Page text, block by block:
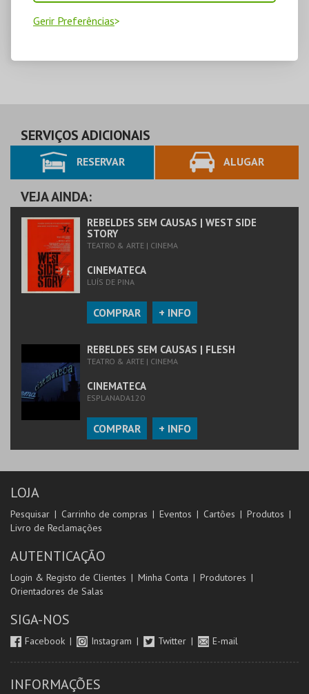
Gerir Preferências
SERVIÇOS ADICIONAIS
RESERVAR ALUGAR
VEJA AINDA:
REBELDES SEM CAUSAS | WEST SIDE
STORY
TEATRO & ARTE | CINEMA
CINEMATECA
LUÍS DE PINA
COMPRAR + INFO
REBELDES SEM CAUSAS | FLESH
TEATRO & ARTE | CINEMA
CINEMATECA
ESPLANADA120
COMPRAR + INFO
LOJA
Pesquisar Carrinho de compras Eventos Cartões
Produtos
Livro de Reclamações
AUTENTICAÇÃO
Login & Registo de Clientes Minha Conta
Produtores
Orientadores de Salas
SIGA-NOS
Facebook Instagram Twitter E-mail
INFORMAÇÕES